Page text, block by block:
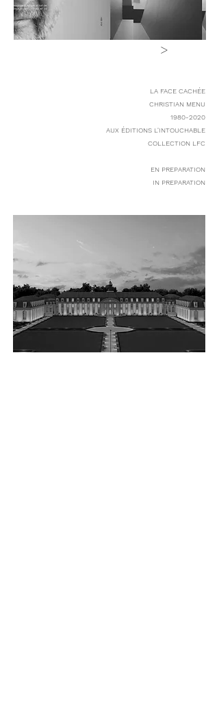
>
LA FACE CACHÉE
CHRISTIAN MENU
1980-2020
AUX ÉDITIONS L'INTOUCHABLE
COLLECTION LFC
EN PREPARATION
IN PREPARATION